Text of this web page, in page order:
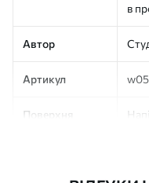
в
Автор
Артикул
Поверхня